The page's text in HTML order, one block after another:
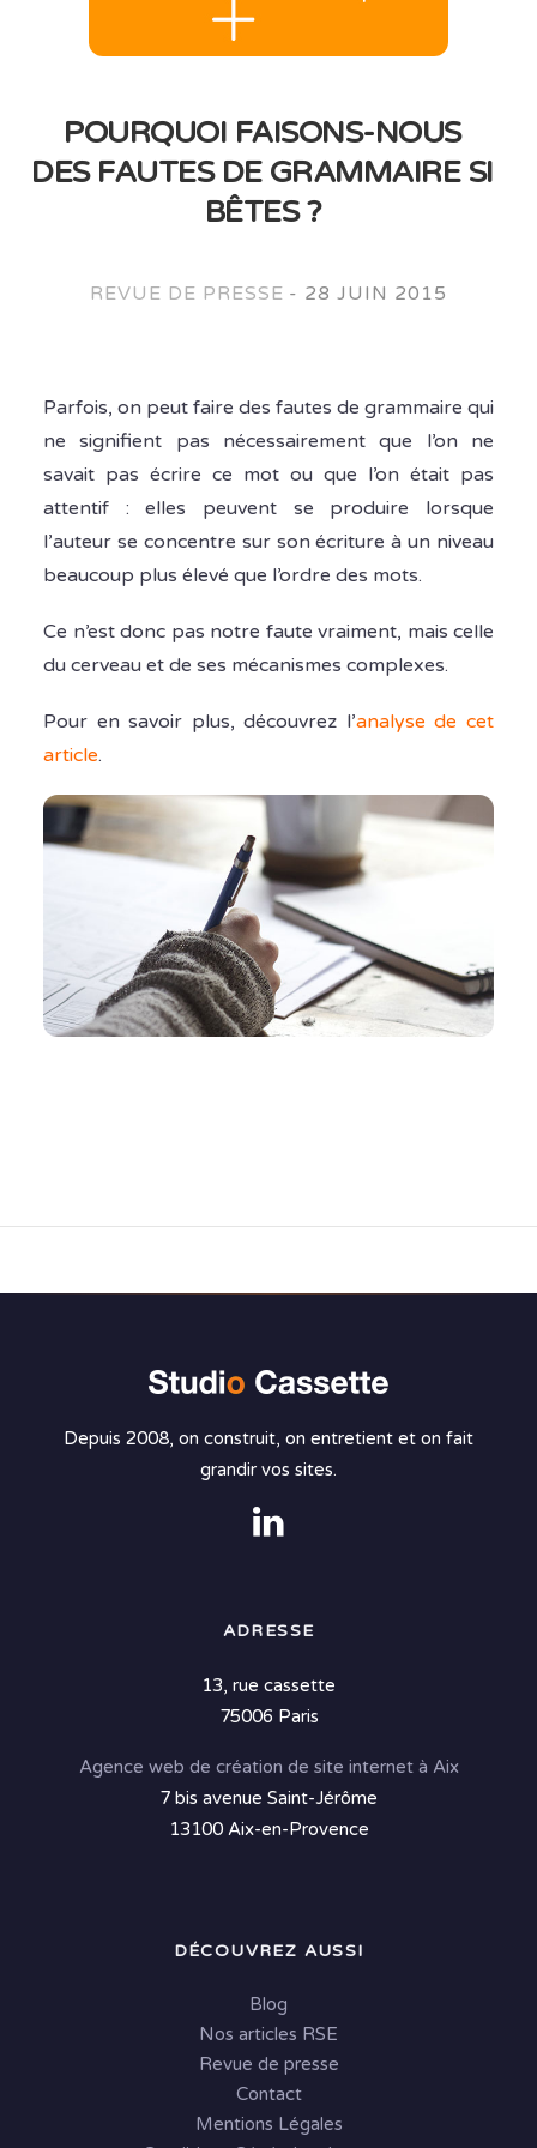
POURQUOI FAISONS-NOUS
DES FAUTES DE GRAMMAIRE SI
BÊTES ?
REVUE DE PRESSE - 28 JUIN 2015
Parfois, on peut faire des fautes de grammaire qui
ne signifient pas nécessairement que l’on ne
savait pas écrire ce mot ou que l’on était pas
attentif : elles peuvent se produire lorsque
l’auteur se concentre sur son écriture à un niveau
beaucoup plus élevé que l’ordre des mots.
Ce n’est donc pas notre faute vraiment, mais celle
du cerveau et de ses mécanismes complexes.
Pour en savoir plus, découvrez l’analyse de cet
article.
Depuis 2008, on construit, on entretient et on fait
grandir vos sites.
ADRESSE
13, rue cassette
75006 Paris
Agence web de création de site internet à Aix
7 bis avenue Saint-Jérôme
13100 Aix-en-Provence
DÉCOUVREZ AUSSI
Blog
Nos articles RSE
Revue de presse
Contact
Mentions Légales